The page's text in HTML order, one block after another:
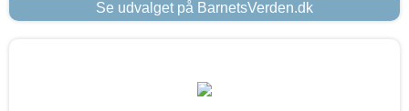
Se udvalget på BarnetsVerden.dk